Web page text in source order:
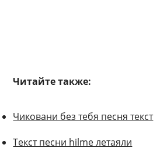
Читайте также:
Чиковани без тебя песня текст
Текст песни hilme летаяли